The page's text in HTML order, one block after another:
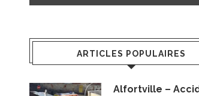
ARTICLES POPULAIRES
Alfortville –